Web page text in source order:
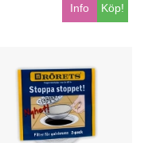
Köp!
Info